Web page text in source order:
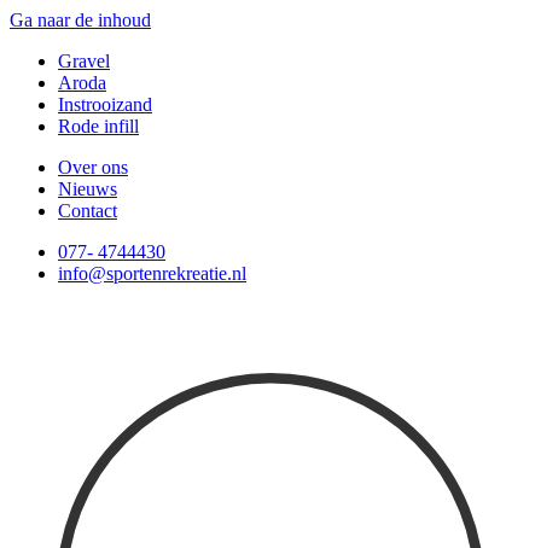
Ga naar de inhoud
Gravel
Aroda
Instrooizand
Rode infill
Over ons
Nieuws
Contact
077- 4744430
info@sportenrekreatie.nl